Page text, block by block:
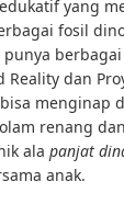
yang
fosil
punya
dan
menginap
renang
ala panjat
anak.